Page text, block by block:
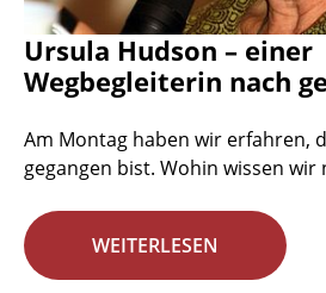
Ursula Hudson – einer
Wegbegleiterin nach
Am Montag haben wir erfahren,
gegangen bist. Wohin wissen wir
WEITERLESEN